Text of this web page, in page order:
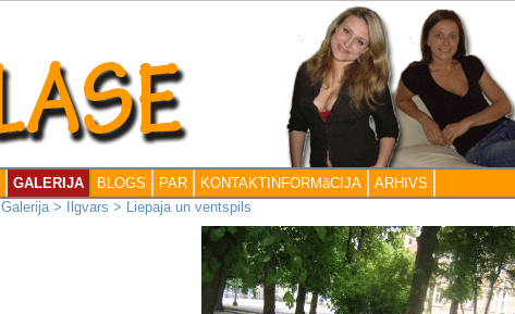
GALERIJA BLOGS PAR KONTAKTINFORMāCIJA
ARHīVS
Galerija> Ilgvars > Liepaja un ventspils